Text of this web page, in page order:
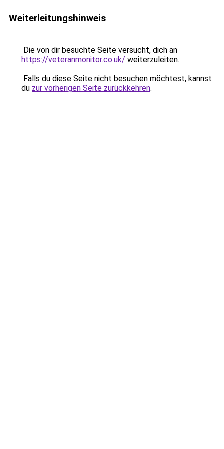
Weiterleitungshinweis
Die von dir besuchte Seite versucht, dich an
https://veteranmonitor.co.uk/ weiterzuleiten.
Falls du diese Seite nicht besuchen möchtest, kannst
du zur vorherigen Seite zurückkehren.